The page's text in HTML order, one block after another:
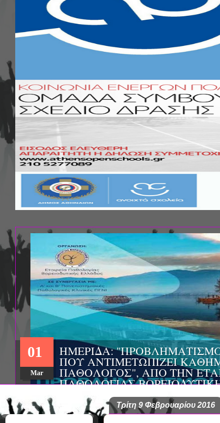
ΗΜΕΡΙΔΑ:
ΠΟΥ ΑΝΤΙΜΕΤΩΠΙΖΕΙ
ΠΑΘΟΛΟΓΟΣ", ΑΠΟ ΤΗΝ
ΠΑΘΟΛΟΓΙΑΣ
ΤΙΣ Α' & Β'
ΚΛΙΝΙΚΕΣ ΠΓΝΙ
01
Mar
Τρίτη 9 Φεβρουαρίου 2016